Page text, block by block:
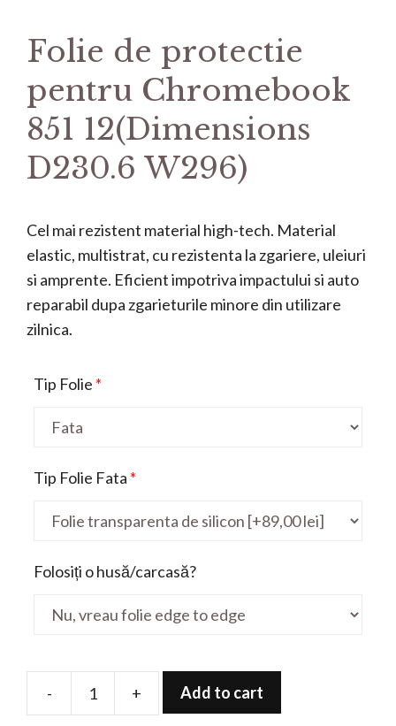
Folie de protectie
pentru Chromebook
851 12(Dimensions
D230.6 W296)
Cel mai rezistent material high-tech. Material
elastic, multistrat, cu rezistenta la zgariere, uleiuri
si amprente. Eficient impotriva impactului si auto
reparabil dupa zgarieturile minore din utilizare
zilnica.
Tip Folie *
Tip Folie Fata *
Folosiți o husă/carcasă?
-
Folie
+ Add to cart